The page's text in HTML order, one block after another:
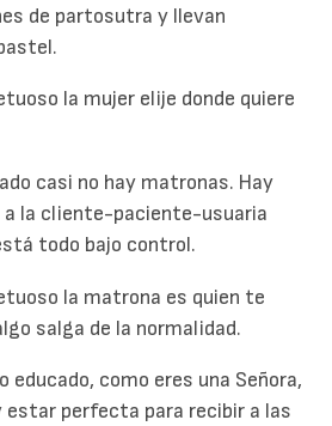
de partosutra y llevan
la mujer elije donde quiere
casi no hay matronas. Hay
a la cliente-paciente-usuaria
todo bajo control.
la matrona es quien te
salga de la normalidad.
educado, como eres una Señora,
estar perfecta para recibir a las